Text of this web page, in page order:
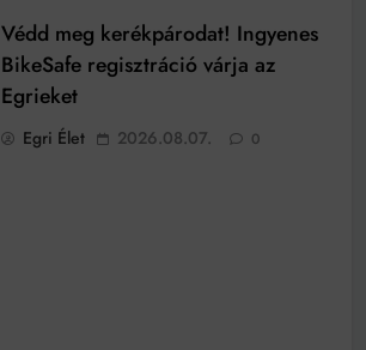
Védd meg kerékpárodat! Ingyenes
BikeSafe regisztráció várja az
Egrieket
Egri Élet 2026.08.07. 0